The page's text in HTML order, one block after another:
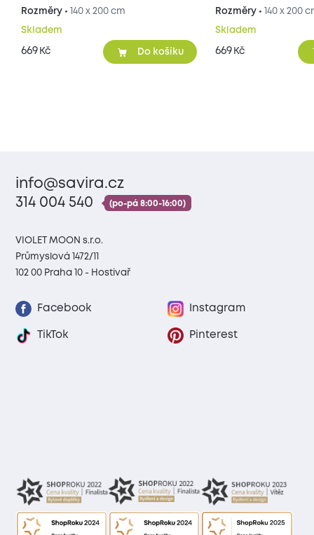
Rozměry • 140 x 200 cm
Skladem
669 Kč Do košíku
Rozměry • 140 x 200
Skladem
669 Kč
info@savira.cz
314 004 540
(po-pá 8:00-16:00)
VIOLET MOON s.r.o.
Průmyslová 1472/11
102 00 Praha 10 - Hostivař
Facebook Instagram
TikTok Pinterest